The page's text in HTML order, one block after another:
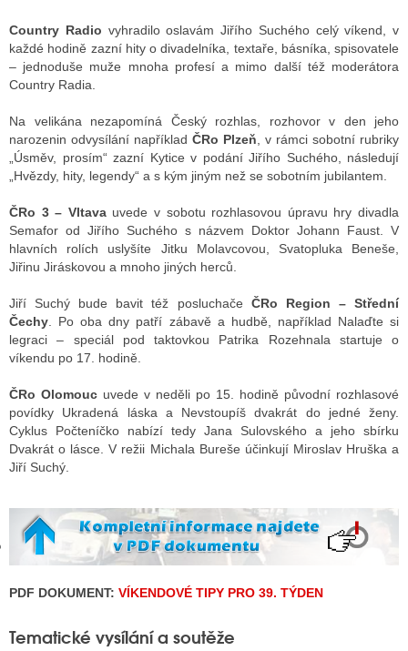
INTERNET
RÁDIA
STRÁNKY RÁDIÍ
STRÁNKY TV
TISK
STÁT BLOGEREM
BLOGERA
STARŠÍCH DISKUZÍ
Country Radio vyhradilo oslavám Jiřího Suchého celý víkend, v
každé hodině zazní hity o divadelníka, textaře, básníka, spisovatele
– jednoduše muže mnoha profesí a mimo další též moderátora
Country Radia.
Na velikána nezapomíná Český rozhlas, rozhovor v den jeho
narozenin odvysílání například ČRo Plzeň , v rámci sobotní rubriky
„Úsměv, prosím“ zazní Kytice v podání Jiřího Suchého, následují
„Hvězdy, hity, legendy“ a s kým jiným než se sobotním jubilantem.
ČRo 3 – Vltavauvede v sobotu rozhlasovou úpravu hry divadla
Semafor od Jiřího Suchého s názvem Doktor Johann Faust. V
hlavních rolích uslyšíte Jitku Molavcovou, Svatopluka Beneše,
Jiřinu Jiráskovou a mnoho jiných herců.
Jiří Suchý bude bavit též posluchače ČRo Region – Střední
Čechy . Po oba dny patří zábavě a hudbě, například Nalaďte si
legraci – speciál pod taktovkou Patrika Rozehnala startuje o
víkendu po 17. hodině.
ČRo Olomouc uvede v neděli po 15. hodině původní rozhlasové
povídky Ukradená láska a Nevstoupíš dvakrát do jedné ženy.
Cyklus Počteníčko nabízí tedy Jana Sulovského a jeho sbírku
Dvakrát o lásce. V režii Michala Bureše účinkují Miroslav Hruška a
Jiří Suchý.
PDF DOKUMENT: VÍKENDOVÉ TIPY PRO 39. TÝDEN
Tematické vysílání a soutěže